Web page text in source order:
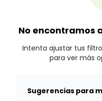
No encontramos
Intenta ajustar tus
para ver más
Sugerencias para